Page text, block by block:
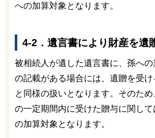
への加算対象となります。
4-2．遺言書により財産を遺
被相続人が遺した遺言書に、孫への
の記載がある場合には、遺贈を受け
と同様の扱いとなります。そのた
の一定期間内に受けた贈与に関し
の加算対象となります。